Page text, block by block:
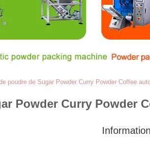
poudre de Sugar Powder Curry Powder Coffee
Powder Curry Powder